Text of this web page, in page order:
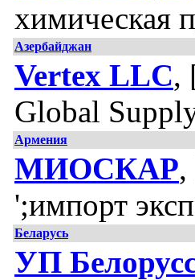
химическая
Азербайджан
Vertex LLC,
Global
Армения
МИОСКАР,
';импорт
Беларусь
УП